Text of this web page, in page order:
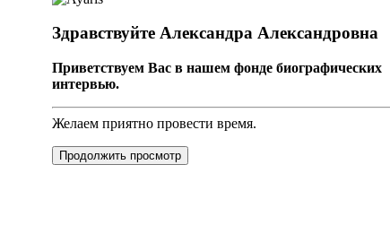
Здравствуйте Александра Александровна
Приветствуем Вас в нашем фонде биографических
интервью.
Желаем приятно провести время.
Продолжить просмотр